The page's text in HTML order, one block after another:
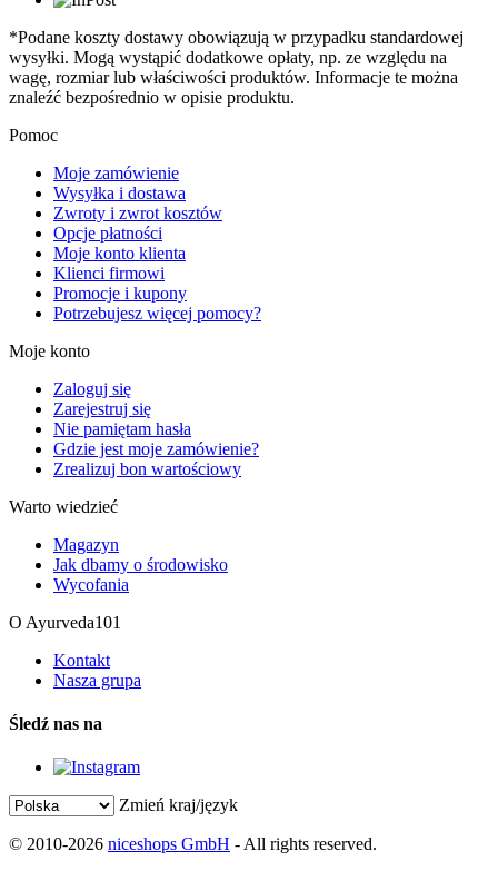
*Podane koszty dostawy obowiązują w przypadku standardowej
wysyłki. Mogą wystąpić dodatkowe opłaty, np. ze względu na
wagę, rozmiar lub właściwości produktów. Informacje te można
znaleźć bezpośrednio w opisie produktu.
Pomoc
Moje zamówienie
Wysyłka i dostawa
Zwroty i zwrot kosztów
Opcje płatności
Moje konto klienta
Klienci firmowi
Promocje i kupony
Potrzebujesz więcej pomocy?
Moje konto
Zaloguj się
Zarejestruj się
Nie pamiętam hasła
Gdzie jest moje zamówienie?
Zrealizuj bon wartościowy
Warto wiedzieć
Magazyn
Jak dbamy o środowisko
Wycofania
O Ayurveda101
Kontakt
Nasza grupa
Śledź nas na
Zmień kraj/język
© 2010-2026 niceshops GmbH - All rights reserved.